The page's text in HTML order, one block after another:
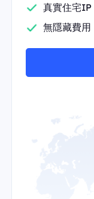
真實住宅IP
無隱藏費用